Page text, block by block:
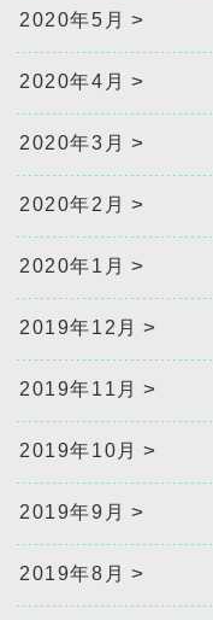
2020年5月
2020年4月
2020年3月
2020年2月
2020年1月
2019年12月
2019年11月
2019年10月
2019年9月
2019年8月